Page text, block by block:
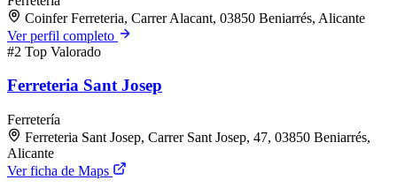
Coinfer Ferreteria, Carrer Alacant, 03850 Beniarrés, Alicante
Ver perfil completo
#2 Top Valorado
Ferreteria Sant Josep
Ferretería
Ferreteria Sant Josep, Carrer Sant Josep, 47, 03850 Beniarrés,
Alicante
Ver ficha de Maps